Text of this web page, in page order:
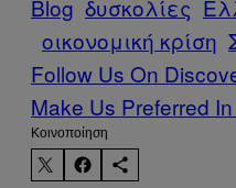
Blog δυσκολίες
οικονομική κρίση
Follow Us On
Make Us Preferred
Kοινοποίηση